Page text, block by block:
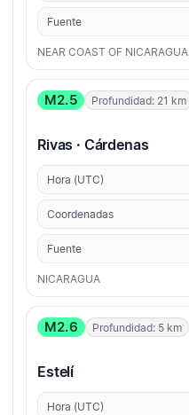
Fuente
NEAR COAST OF NICARAGUA
M2.5 Profundidad: 21 km
Rivas · Cárdenas
Hora (UTC)
Coordenadas
Fuente
NICARAGUA
M2.6 Profundidad: 5 km
Estelí
Hora (UTC)